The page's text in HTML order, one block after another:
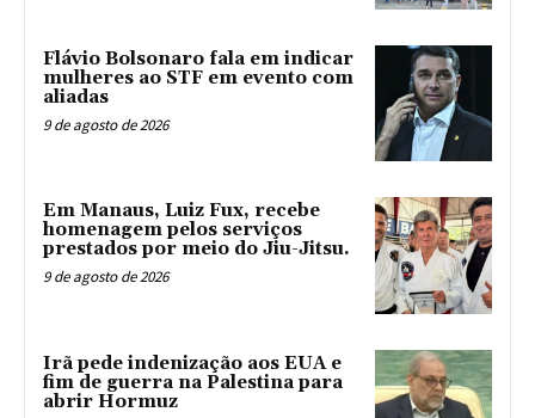
Flávio Bolsonaro fala em indicar
mulheres ao STF em evento com
aliadas
9 de agosto de 2026
Em Manaus, Luiz Fux, recebe
homenagem pelos serviços
prestados por meio do Jiu-Jitsu.
9 de agosto de 2026
Irã pede indenização aos EUA e
fim de guerra na Palestina para
abrir Hormuz